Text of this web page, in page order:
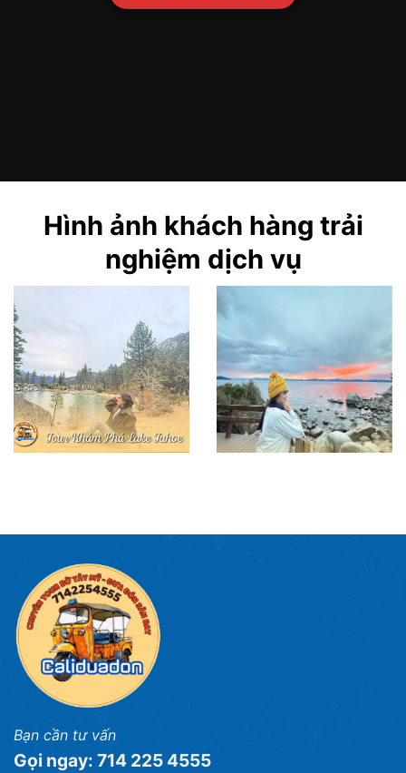
Hình ảnh khách hàng trải
nghiệm dịch vụ
Bạn cần tư vấn
Gọi ngay: 714 225 4555